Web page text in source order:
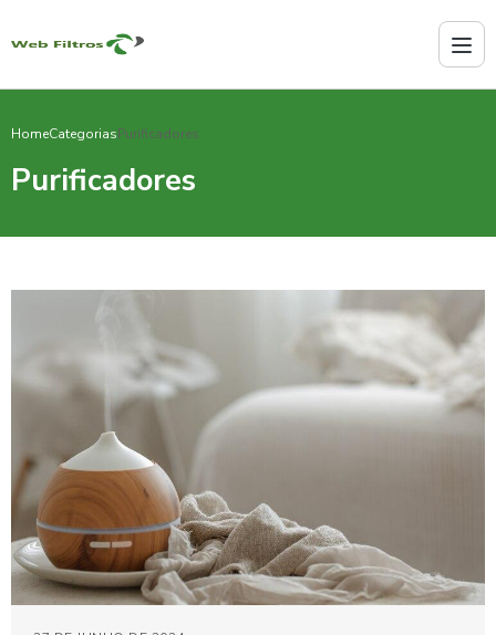
HomeCategoriasPurificadores
Purificadores